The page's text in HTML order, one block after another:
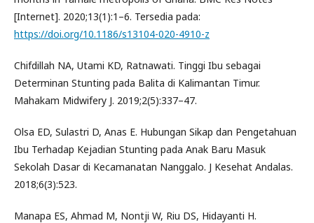
[Internet]. 2020;13(1):1–6. Tersedia pada:
https://doi.org/10.1186/s13104-020-4910-z
Chifdillah NA, Utami KD, Ratnawati. Tinggi Ibu sebagai
Determinan Stunting pada Balita di Kalimantan Timur.
Mahakam Midwifery J. 2019;2(5):337–47.
Olsa ED, Sulastri D, Anas E. Hubungan Sikap dan Pengetahuan
Ibu Terhadap Kejadian Stunting pada Anak Baru Masuk
Sekolah Dasar di Kecamanatan Nanggalo. J Kesehat Andalas.
2018;6(3):523.
Manapa ES, Ahmad M, Nontji W, Riu DS, Hidayanti H.